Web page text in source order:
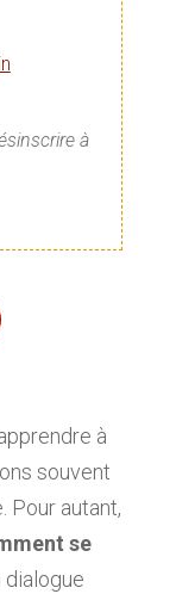
à
à
souvent
Pour autant,
se
dialogue